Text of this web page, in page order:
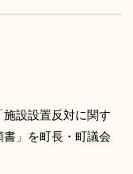
設設置反対に関す
」を町長・町議会